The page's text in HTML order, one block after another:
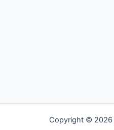
Copyright © 2026